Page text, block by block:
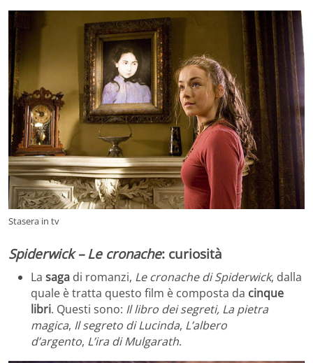
Stasera in tv
Spiderwick – Le cronache: curiosità
La saga di romanzi, Le cronache di Spiderwick, dalla
quale è tratta questo film è composta da cinque
libri. Questi sono: Il libro dei segreti, La pietra
magica, Il segreto di Lucinda, L’albero
d’argento, L’ira di Mulgarath.